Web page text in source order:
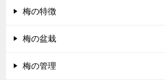
梅の特徴
梅の盆栽
梅の管理